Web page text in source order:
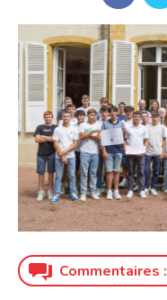
1927
Commentaires :